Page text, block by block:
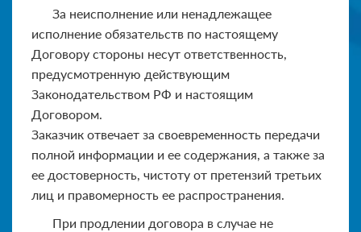
За неисполнение или ненадлежащее
исполнение обязательств по настоящему
Договору стороны несут ответственность,
предусмотренную действующим
Законодательством РФ и настоящим
Договором.
Заказчик отвечает за своевременность передачи
полной информации и ее содержания, а также за
ее достоверность, чистоту от претензий третьих
лиц и правомерность ее распространения.
При продлении договора в случае не